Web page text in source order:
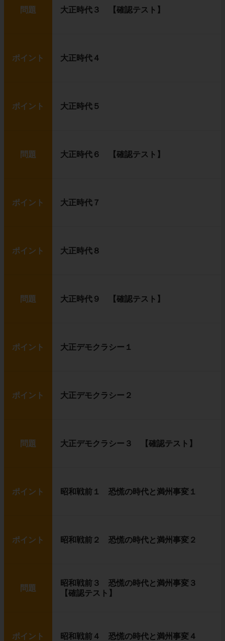
問題 大正時代３ 【確認テスト】
ポイント 大正時代４
ポイント 大正時代５
問題 大正時代６ 【確認テスト】
ポイント 大正時代７
ポイント 大正時代８
問題 大正時代９ 【確認テスト】
ポイント 大正デモクラシー１
ポイント 大正デモクラシー２
問題 大正デモクラシー３ 【確認テスト】
ポイント 昭和戦前１ 恐慌の時代と満州事変１
ポイント 昭和戦前２ 恐慌の時代と満州事変２
問題
昭和戦前３ 恐慌の時代と満州事変３
【確認テスト】
ポイント 昭和戦前４ 恐慌の時代と満州事変４